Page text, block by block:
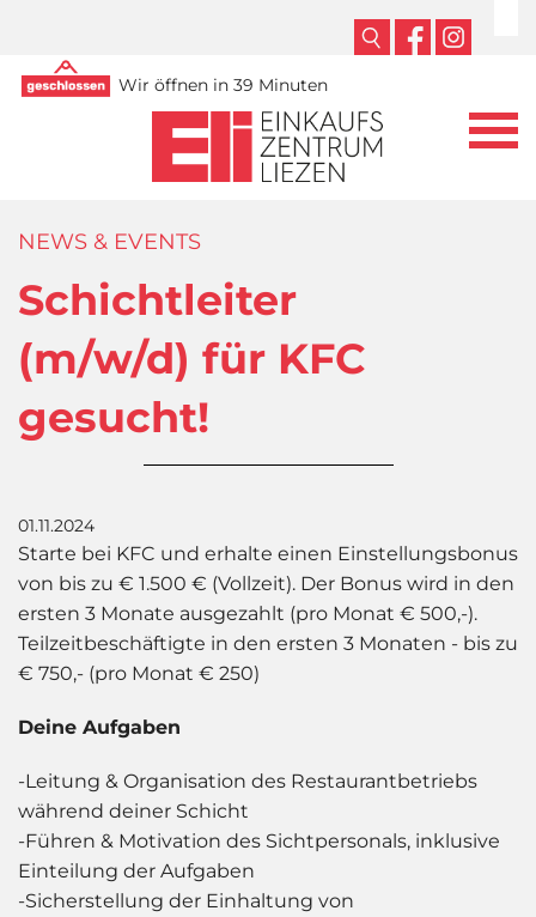
Wir öffnen in 39 Minuten
NEWS & EVENTS
Schichtleiter
(m/w/d) für KFC
gesucht!
01.11.2024
Starte bei KFC und erhalte einen Einstellungsbonus
von bis zu € 1.500 € (Vollzeit). Der Bonus wird in den
ersten 3 Monate ausgezahlt (pro Monat € 500,-).
Teilzeitbeschäftigte in den ersten 3 Monaten - bis zu
€ 750,- (pro Monat € 250)
Deine Aufgaben
-Leitung & Organisation des Restaurantbetriebs
während deiner Schicht
-Führen & Motivation des Sichtpersonals, inklusive
Einteilung der Aufgaben
-Sicherstellung der Einhaltung von